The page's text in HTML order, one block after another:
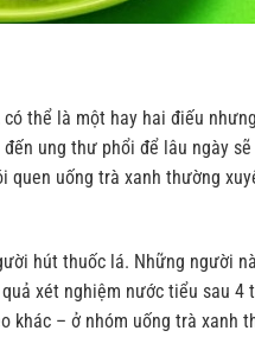
thể là một hay hai điếu
ung thư phổi để lâu ngày
uống trà xanh thường
hút thuốc lá. Những người
xét nghiệm nước tiểu sau 4
– ở nhóm uống trà xanh